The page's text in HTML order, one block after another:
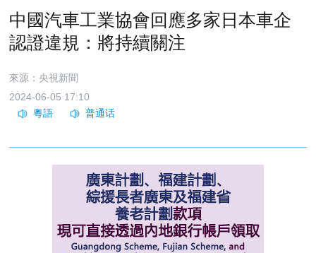
中國汽車工業協會回應多家日本車企
認證違規：將持續關注
來源：央視新聞
2024-06-05 17:10